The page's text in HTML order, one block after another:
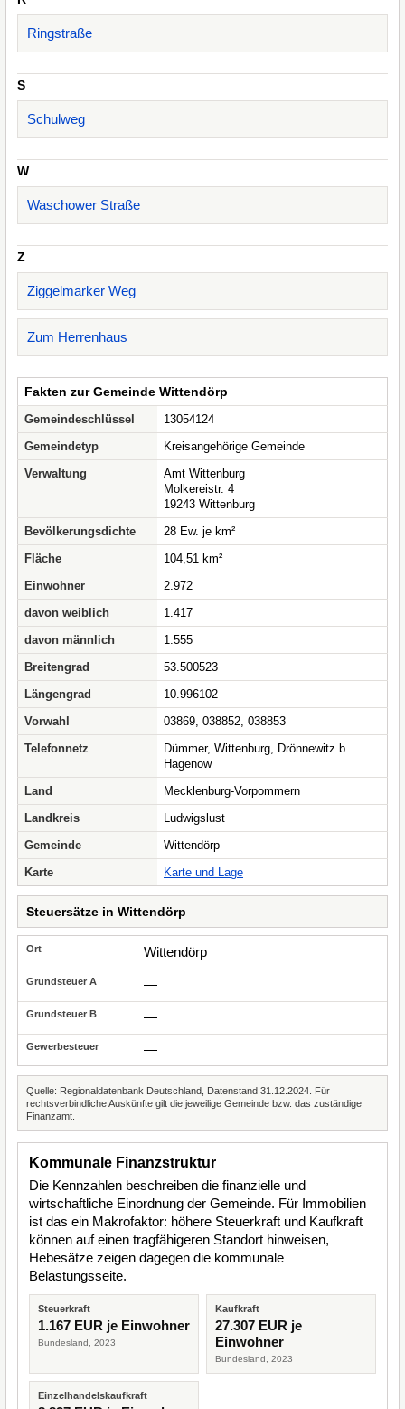
Ringstraße
S
Schulweg
W
Waschower Straße
Z
Ziggelmarker Weg
Zum Herrenhaus
Fakten zur Gemeinde Wittendörp
Gemeindeschlüssel
13054124
Gemeindetyp
Kreisangehörige Gemeinde
Verwaltung
Amt Wittenburg
Molkereistr. 4
19243 Wittenburg
Bevölkerungsdichte
28 Ew. je km²
Fläche
104,51 km²
Einwohner
2.972
davon weiblich
1.417
davon männlich
1.555
Breitengrad
53.500523
Längengrad
10.996102
Vorwahl
03869, 038852, 038853
Telefonnetz
Dümmer, Wittenburg, Drönnewitz b
Hagenow
Land
Mecklenburg-Vorpommern
Landkreis
Ludwigslust
Gemeinde
Wittendörp
Karte
Karte und Lage
Steuersätze in Wittendörp
Wittendörp
—
—
—
Quelle: Regionaldatenbank Deutschland, Datenstand 31.12.2024. Für
rechtsverbindliche Auskünfte gilt die jeweilige Gemeinde bzw. das zuständige
Finanzamt.
Kommunale Finanzstruktur
Die Kennzahlen beschreiben die finanzielle und
wirtschaftliche Einordnung der Gemeinde. Für Immobilien
ist das ein Makrofaktor: höhere Steuerkraft und Kaufkraft
können auf einen tragfähigeren Standort hinweisen,
Hebesätze zeigen dagegen die kommunale
Belastungsseite.
Steuerkraft
1.167 EUR je Einwohner
Bundesland, 2023
Kaufkraft
27.307 EUR je
Einwohner
Bundesland, 2023
Einzelhandelskaufkraft